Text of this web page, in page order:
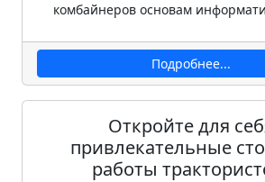
комбайнеров основам
Подробнее...
Откройте для
привлекательные
работы